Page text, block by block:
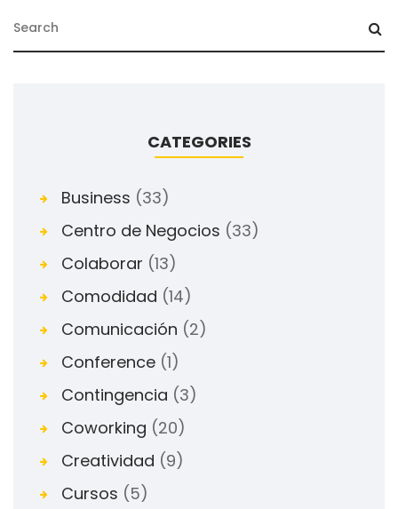
CATEGORIES
Business (33)
Centro de Negocios (33)
Colaborar (13)
Comodidad (14)
Comunicación (2)
Conference (1)
Contingencia (3)
Coworking (20)
Creatividad (9)
Cursos (5)